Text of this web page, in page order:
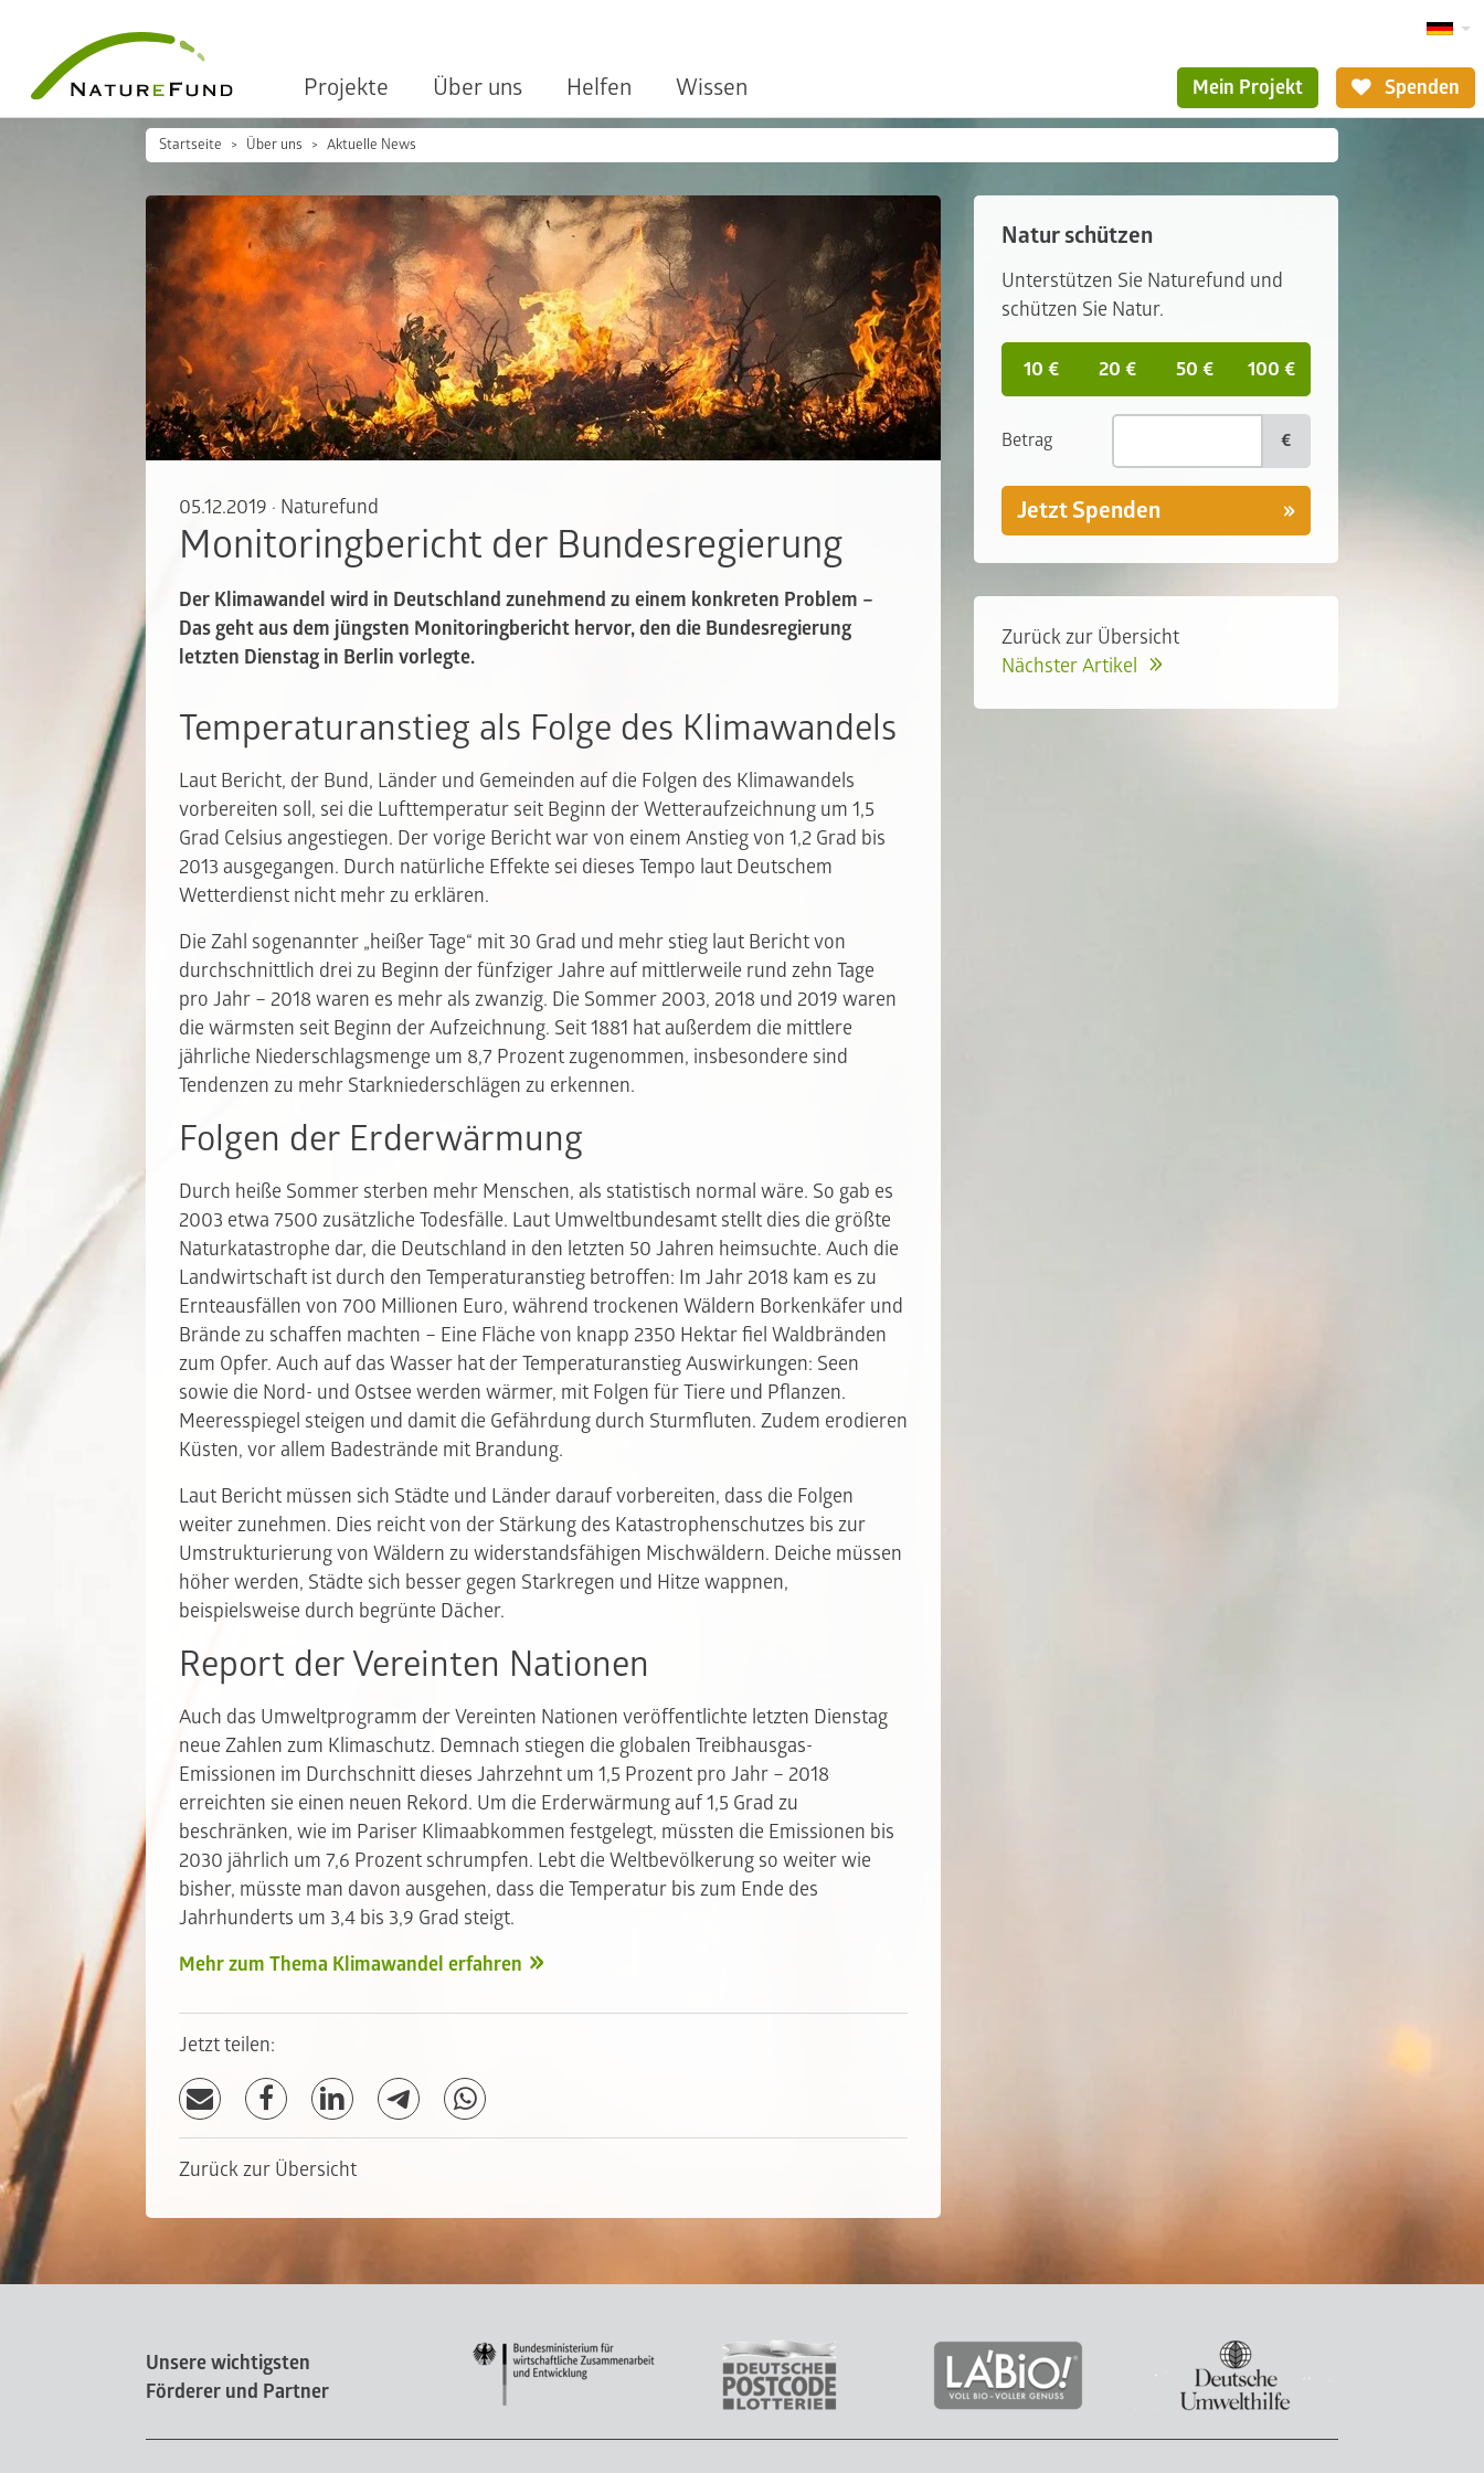
Projekte Über uns Helfen Wissen Mein Projekt Spenden
Startseite Über uns Aktuelle News
05.12.2019 · Naturefund
Monitoringbericht der Bundesregierung
Der Klimawandel wird in Deutschland zunehmend zu einem konkreten Problem –
Das geht aus dem jüngsten Monitoringbericht hervor, den die Bundesregierung
letzten Dienstag in Berlin vorlegte.
Temperaturanstieg als Folge des Klimawandels
Laut Bericht, der Bund, Länder und Gemeinden auf die Folgen des Klimawandels
vorbereiten soll, sei die Lufttemperatur seit Beginn der Wetteraufzeichnung um 1,5
Grad Celsius angestiegen. Der vorige Bericht war von einem Anstieg von 1,2 Grad bis
2013 ausgegangen. Durch natürliche Effekte sei dieses Tempo laut Deutschem
Wetterdienst nicht mehr zu erklären.
Die Zahl sogenannter „heißer Tage“ mit 30 Grad und mehr stieg laut Bericht von
durchschnittlich drei zu Beginn der fünfziger Jahre auf mittlerweile rund zehn Tage
pro Jahr – 2018 waren es mehr als zwanzig. Die Sommer 2003, 2018 und 2019 waren
die wärmsten seit Beginn der Aufzeichnung. Seit 1881 hat außerdem die mittlere
jährliche Niederschlagsmenge um 8,7 Prozent zugenommen, insbesondere sind
Tendenzen zu mehr Starkniederschlägen zu erkennen.
Folgen der Erderwärmung
Durch heiße Sommer sterben mehr Menschen, als statistisch normal wäre. So gab es
2003 etwa 7500 zusätzliche Todesfälle. Laut Umweltbundesamt stellt dies die größte
Naturkatastrophe dar, die Deutschland in den letzten 50 Jahren heimsuchte. Auch die
Landwirtschaft ist durch den Temperaturanstieg betroffen: Im Jahr 2018 kam es zu
Ernteausfällen von 700 Millionen Euro, während trockenen Wäldern Borkenkäfer und
Brände zu schaffen machten – Eine Fläche von knapp 2350 Hektar fiel Waldbränden
zum Opfer. Auch auf das Wasser hat der Temperaturanstieg Auswirkungen: Seen
sowie die Nord- und Ostsee werden wärmer, mit Folgen für Tiere und Pflanzen.
Meeresspiegel steigen und damit die Gefährdung durch Sturmfluten. Zudem erodieren
Küsten, vor allem Badestrände mit Brandung.
Laut Bericht müssen sich Städte und Länder darauf vorbereiten, dass die Folgen
weiter zunehmen. Dies reicht von der Stärkung des Katastrophenschutzes bis zur
Umstrukturierung von Wäldern zu widerstandsfähigen Mischwäldern. Deiche müssen
höher werden, Städte sich besser gegen Starkregen und Hitze wappnen,
beispielsweise durch begrünte Dächer.
Report der Vereinten Nationen
Auch das Umweltprogramm der Vereinten Nationen veröffentlichte letzten Dienstag
neue Zahlen zum Klimaschutz. Demnach stiegen die globalen Treibhausgas-
Emissionen im Durchschnitt dieses Jahrzehnt um 1,5 Prozent pro Jahr – 2018
erreichten sie einen neuen Rekord. Um die Erderwärmung auf 1,5 Grad zu
beschränken, wie im Pariser Klimaabkommen festgelegt, müssten die Emissionen bis
2030 jährlich um 7,6 Prozent schrumpfen. Lebt die Weltbevölkerung so weiter wie
bisher, müsste man davon ausgehen, dass die Temperatur bis zum Ende des
Jahrhunderts um 3,4 bis 3,9 Grad steigt.
Mehr zum Thema Klimawandel erfahren
Jetzt teilen:
Zurück zur Übersicht
Natur schützen
Unterstützen Sie Naturefund und
schützen Sie Natur.
10 € 20 € 50 € 100 €
Betrag €
Jetzt Spenden
Zurück zur Übersicht
Nächster Artikel
Unsere wichtigsten
Förderer und Partner